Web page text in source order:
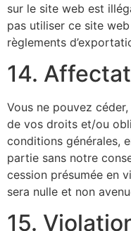
sur le site web est
pas utiliser ce site
règlements
14.
Vous ne pouvez
de vos droits et/ou
conditions générales,
partie sans notre
cession présumée en
sera nulle et non
15.